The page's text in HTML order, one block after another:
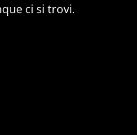
ci si trovi.